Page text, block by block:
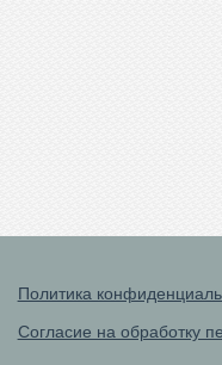
Политика
Согласие на обработку